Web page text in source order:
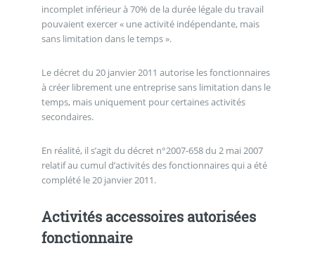
incomplet inférieur à 70% de la durée légale du travail
pouvaient exercer « une activité indépendante, mais
sans limitation dans le temps ».
Le décret du 20 janvier 2011 autorise les fonctionnaires
à créer librement une entreprise sans limitation dans le
temps, mais uniquement pour certaines activités
secondaires.
En réalité, il s’agit du décret n°2007-658 du 2 mai 2007
relatif au cumul d’activités des fonctionnaires qui a été
complété le 20 janvier 2011.
Activités accessoires autorisées
fonctionnaire